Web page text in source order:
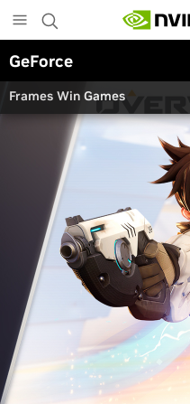
to
main
content
GeForce
Frames Win Games